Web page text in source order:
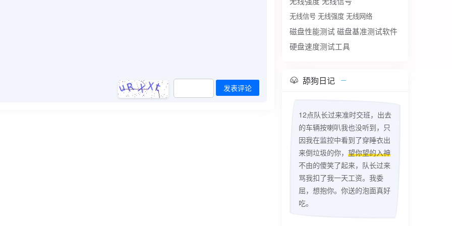
发表评论
无线信号 无线强度 无线网络
磁盘性能测试 磁盘基准测试软件
硬盘速度测试工具
舔狗日记
12点队长过来准时交班，出去
的车辆按喇叭我也没听到，只
因我在监控中看到了穿睡衣出
来倒垃圾的你， 望你望的入神
不由的傻笑了起来，队长过来
骂我扣了我一天工资。我委
屈，想抱你。你送的泡面真好
吃。